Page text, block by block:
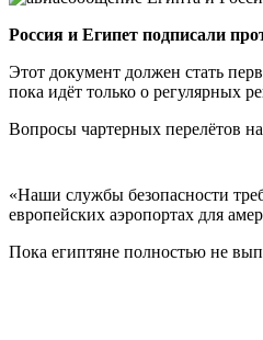
Россия и Египет подписали
Этот документ должен стать
пока идёт только о регулярных
Вопросы чартерных перелётов
«Наши службы безопасности
европейских аэропортах для
Пока египтяне полностью не